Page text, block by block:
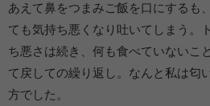
あえて鼻をつまみご飯を口にするも
ても気持ち悪くなり吐いてしまう。
ち悪さは続き、何も食べていないこ
て戻しての繰り返し。なんと私は匂
方でした。